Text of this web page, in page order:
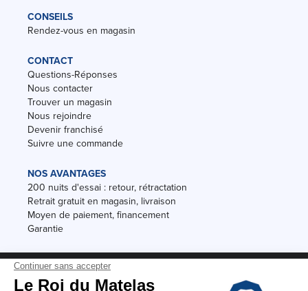
CONSEILS
Rendez-vous en magasin
CONTACT
Questions-Réponses
Nous contacter
Trouver un magasin
Nous rejoindre
Devenir franchisé
Suivre une commande
NOS AVANTAGES
200 nuits d'essai : retour, rétractation
Retrait gratuit en magasin, livraison
Moyen de paiement, financement
Garantie
Conditions des offres